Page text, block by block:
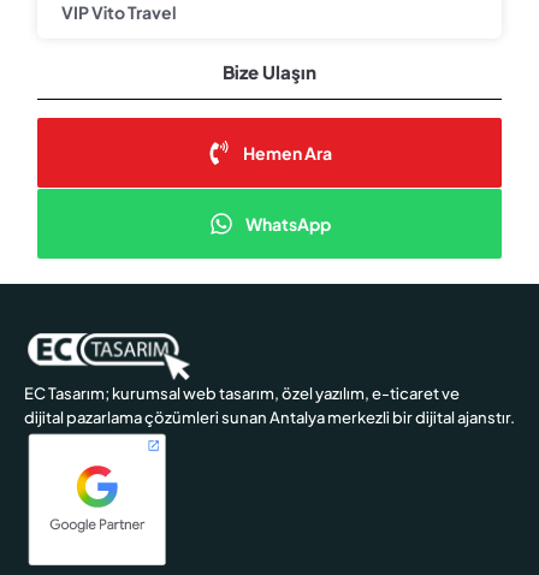
VIP Vito Travel
Bize Ulaşın
Hemen Ara
WhatsApp
EC Tasarım; kurumsal web tasarım, özel yazılım, e-ticaret ve
dijital pazarlama çözümleri sunan Antalya merkezli bir dijital ajanstır.